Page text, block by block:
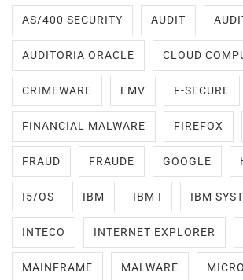
AS/400 SECURITY AUDIT
AUDITORIA ORACLE CLOUD
CRIMEWARE EMV F-SECURE
FINANCIAL MALWARE FIREFOX
FRAUD FRAUDE GOOGLE
I5/OS IBM IBM I IBM
INTECO INTERNET EXPLORER
MAINFRAME MALWARE